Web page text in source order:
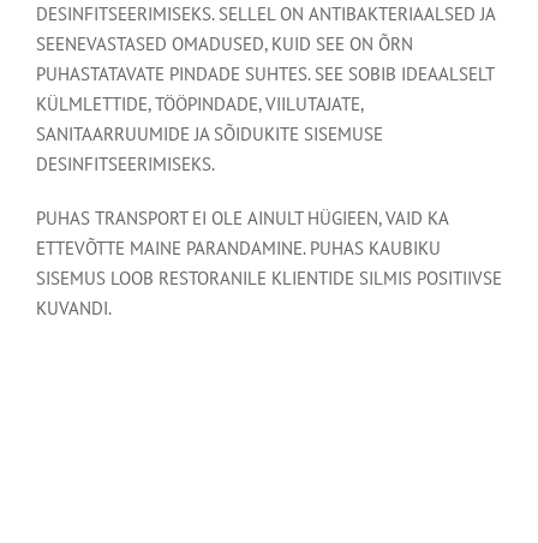
DESINFITSEERIMISEKS. SELLEL ON ANTIBAKTERIAALSED JA
SEENEVASTASED OMADUSED, KUID SEE ON ÕRN
PUHASTATAVATE PINDADE SUHTES. SEE SOBIB IDEAALSELT
KÜLMLETTIDE, TÖÖPINDADE, VIILUTAJATE,
SANITAARRUUMIDE JA SÕIDUKITE SISEMUSE
DESINFITSEERIMISEKS.
PUHAS TRANSPORT EI OLE AINULT HÜGIEEN, VAID KA
ETTEVÕTTE MAINE PARANDAMINE. PUHAS KAUBIKU
SISEMUS LOOB RESTORANILE KLIENTIDE SILMIS POSITIIVSE
KUVANDI.